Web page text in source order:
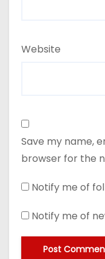
Website
Save my name,
browser for the
Notify me of
Notify me of